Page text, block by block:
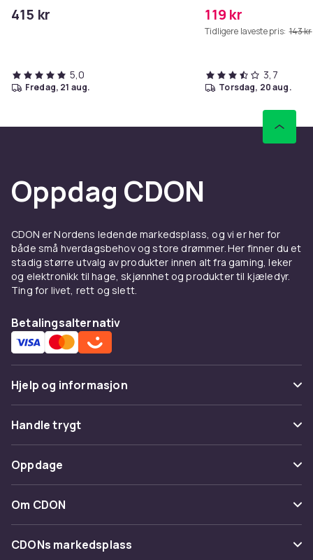
415 kr
5,0
fredag, 21 aug.
119 kr
Tidligere laveste pris: 143 kr
3,7
torsdag, 20 aug.
Oppdag CDON
CDON er Nordens ledende markedsplass, og vi er her for
både små hverdagsbehov og store drømmer. Her finner du et
stadig større utvalg av produkter innen alt fra gaming, leker
og elektronikk til hage, skjønnhet og produkter til kjæledyr.
Ting for livet, rett og slett.
Betalingsalternativ
Hjelp og informasjon
Vanlige spørsmål
Spor pakke
Angre & returner her
Kontakt oss
Handle trygt
Betaling
Levering
Tilbakekallinger
Oppdage
Kategorier
Varemerker
Om CDON
Om oss
CDONs markedsplass